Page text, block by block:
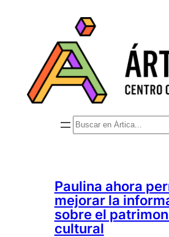
Buscar
Paulina ahora
mejorar la
sobre el
cultural